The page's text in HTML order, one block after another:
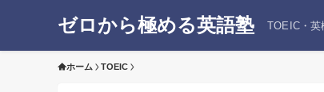
ゼロから極める英語塾 TOEIC・英
ホーム TOEIC